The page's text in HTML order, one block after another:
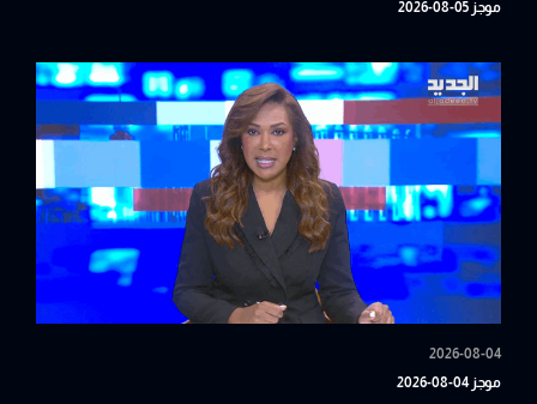
موجز 05-08-2026
2026-08-04
موجز 04-08-2026